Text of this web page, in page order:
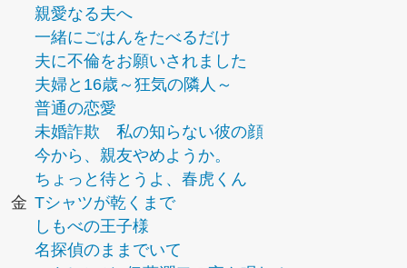
親愛なる夫へ
一緒にごはんをたべるだけ
夫に不倫をお願いされました
夫婦と16歳～狂気の隣人～
普通の恋愛
未婚詐欺 私の知らない彼の顔
今から、親友やめようか。
ちょっと待とうよ、春虎くん
金 Tシャツが乾くまで
しもべの王子様
名探偵のままでいて